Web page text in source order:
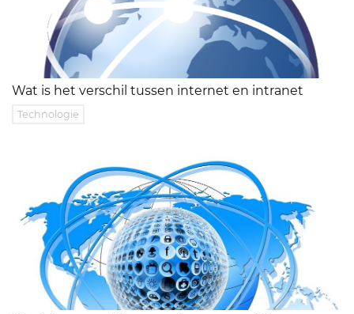
Wat is het verschil tussen internet en intranet
Technologie